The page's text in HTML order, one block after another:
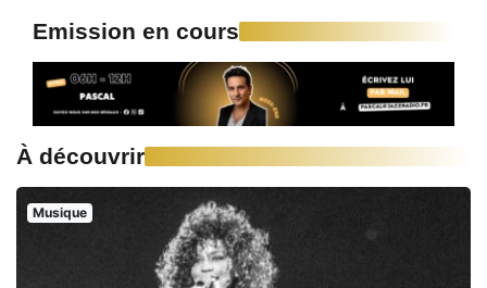
Emission en cours
À découvrir
Musique